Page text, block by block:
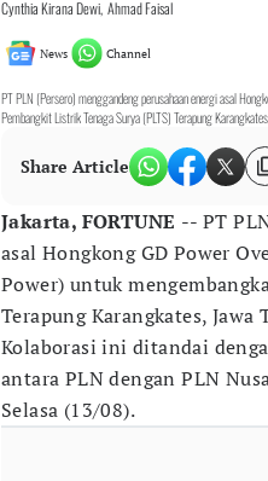
Cynthia Kirana Dewi, Ahmad Faisal
News Channel
PT PLN (Persero) menggandeng perusahaan energi asal
Pembangkit Listrik Tenaga Surya (PLTS) Terapung
Share Article
Jakarta, FORTUNE -- PT
asal Hongkong GD Power
Power) untuk
Terapung Karangkates,
Kolaborasi ini ditandai
antara PLN dengan PLN
Selasa (13/08).